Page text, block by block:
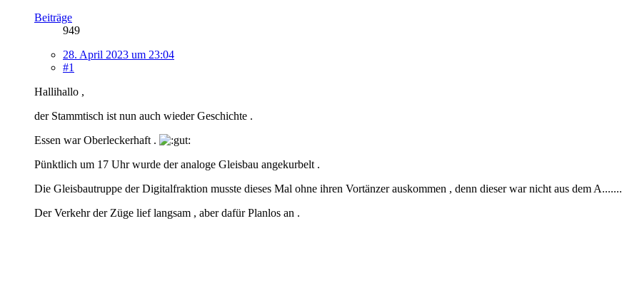
Beiträge
949
28. April 2023 um 23:04
#1
Hallihallo ,
der Stammtisch ist nun auch wieder Geschichte .
Essen war Oberleckerhaft .
Pünktlich um 17 Uhr wurde der analoge Gleisbau angekurbelt .
Die Gleisbautruppe der Digitalfraktion musste dieses Mal ohne ihren Vortänzer auskommen , denn dieser war nicht aus dem A.......
Der Verkehr der Züge lief langsam , aber dafür Planlos an .